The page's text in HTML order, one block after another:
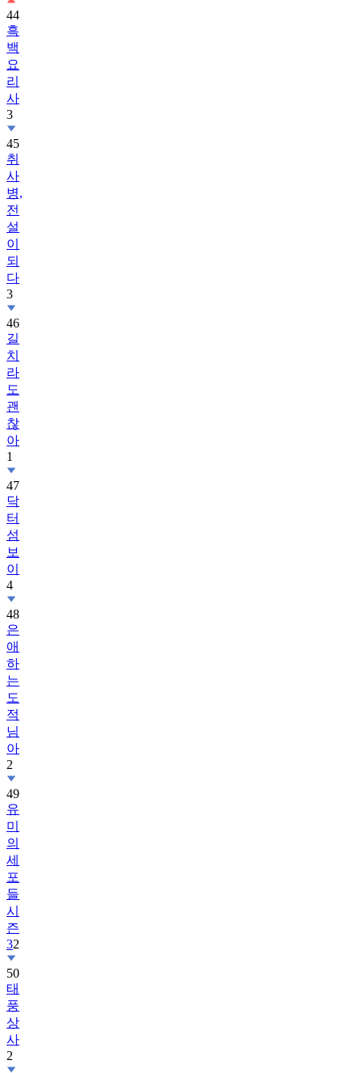
44
흑
백
요
리
사
3
45
취
사
병,
전
설
이
되
다
3
46
길
치
라
도
괜
찮
아
1
47
닥
터
섬
보
이
4
48
은
애
하
는
도
적
님
아
2
49
유
미
의
세
포
들
시
즌
32
50
태
풍
상
사
2